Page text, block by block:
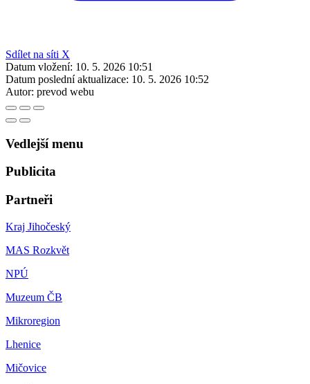
Sdílet na síti X
Datum vložení: 10. 5. 2026 10:51
Datum poslední aktualizace: 10. 5. 2026 10:52
Autor: prevod webu
Vedlejší menu
Publicita
Partneři
Kraj Jihočeský
MAS Rozkvět
NPÚ
Muzeum ČB
Mikroregion
Lhenice
Mičovice